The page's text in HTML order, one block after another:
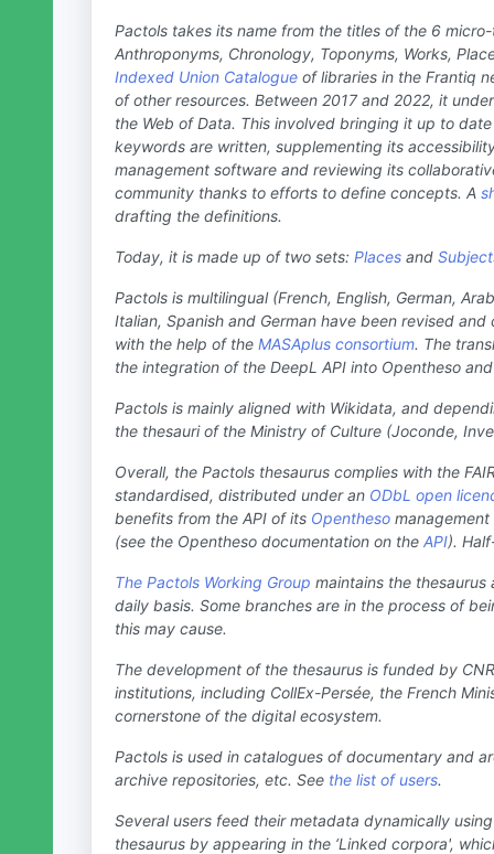
Pactols takes its name from the titles of the 6
Anthroponyms, Chronology, Toponyms, Works,
Indexed Union Catalogue of libraries in the Frantiq
of other resources. Between 2017 and 2022, it
the Web of Data. This involved bringing it up to
keywords are written, supplementing its
management software and reviewing its
community thanks to efforts to define concepts. A
drafting the definitions.
Today, it is made up of two sets: Places and
Pactols is multilingual (French, English, German,
Italian, Spanish and German have been revised
with the help of the MASAplus consortium. The
the integration of the DeepL API into Opentheso
Pactols is mainly aligned with Wikidata, and
the thesauri of the Ministry of Culture (Joconde,
Overall, the Pactols thesaurus complies with the
standardised, distributed under an ODbL open
benefits from the API of its Opentheso management
(see the Opentheso documentation on the API).
The Pactols Working Group maintains the
daily basis. Some branches are in the process of
this may cause.
The development of the thesaurus is funded by
institutions, including CollEx-Persée, the French
cornerstone of the digital ecosystem.
Pactols is used in catalogues of documentary and
archive repositories, etc. See the list of users.
Several users feed their metadata dynamically
thesaurus by appearing in the ‘Linked corpora',